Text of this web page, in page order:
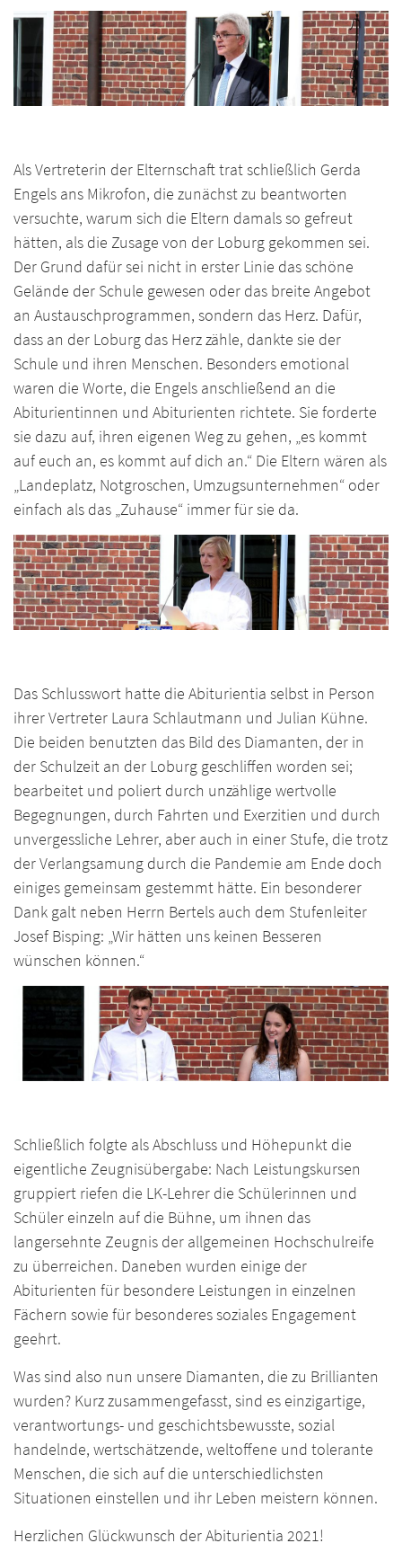
Als Vertreterin der Elternschaft trat schließlich Gerda
Engels ans Mikrofon, die zunächst zu beantworten
versuchte, warum sich die Eltern damals so gefreut
hätten, als die Zusage von der Loburg gekommen sei.
Der Grund dafür sei nicht in erster Linie das schöne
Gelände der Schule gewesen oder das breite Angebot
an Austauschprogrammen, sondern das Herz. Dafür,
dass an der Loburg das Herz zähle, dankte sie der
Schule und ihren Menschen. Besonders emotional
waren die Worte, die Engels anschließend an die
Abiturientinnen und Abiturienten richtete. Sie forderte
sie dazu auf, ihren eigenen Weg zu gehen, „es kommt
auf euch an, es kommt auf dich an.“ Die Eltern wären als
„Landeplatz, Notgroschen, Umzugsunternehmen“ oder
einfach als das „Zuhause“ immer für sie da.
Das Schlusswort hatte die Abiturientia selbst in Person
ihrer Vertreter Laura Schlautmann und Julian Kühne.
Die beiden benutzten das Bild des Diamanten, der in
der Schulzeit an der Loburg geschliffen worden sei;
bearbeitet und poliert durch unzählige wertvolle
Begegnungen, durch Fahrten und Exerzitien und durch
unvergessliche Lehrer, aber auch in einer Stufe, die trotz
der Verlangsamung durch die Pandemie am Ende doch
einiges gemeinsam gestemmt hätte. Ein besonderer
Dank galt neben Herrn Bertels auch dem Stufenleiter
Josef Bisping: „Wir hätten uns keinen Besseren
wünschen können.“
Schließlich folgte als Abschluss und Höhepunkt die
eigentliche Zeugnisübergabe: Nach Leistungskursen
gruppiert riefen die LK-Lehrer die Schülerinnen und
Schüler einzeln auf die Bühne, um ihnen das
langersehnte Zeugnis der allgemeinen Hochschulreife
zu überreichen. Daneben wurden einige der
Abiturienten für besondere Leistungen in einzelnen
Fächern sowie für besonderes soziales Engagement
geehrt.
Was sind also nun unsere Diamanten, die zu Brillianten
wurden? Kurz zusammengefasst, sind es einzigartige,
verantwortungs- und geschichtsbewusste, sozial
handelnde, wertschätzende, weltoffene und tolerante
Menschen, die sich auf die unterschiedlichsten
Situationen einstellen und ihr Leben meistern können.
Herzlichen Glückwunsch der Abiturientia 2021!